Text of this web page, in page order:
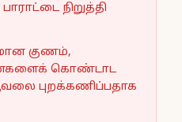
நிறுத்தி
குணம்,
கொண்டாட
புறக்கணிப்பதாக